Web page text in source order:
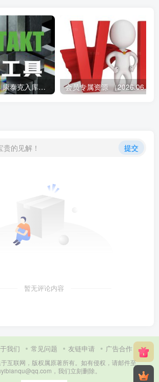
Kontakt入库工具 康泰克入库教程
的见解！ 提交
暂无评论内容
我们 常见问题 友链申请 广告合作
互联网，版权属原著所有。如有侵权，请邮件至
，我们立刻删除。